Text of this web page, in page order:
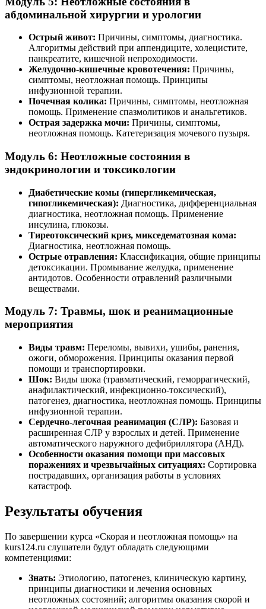
абдоминальной хирургии и урологии
Острый живот: Причины, симптомы, диагностика.
Алгоритмы действий при аппендиците, холецистите,
панкреатите, кишечной непроходимости.
Желудочно-кишечные кровотечения: Причины,
симптомы, неотложная помощь. Принципы
инфузионной терапии.
Почечная колика: Причины, симптомы, неотложная
помощь. Применение спазмолитиков и анальгетиков.
Острая задержка мочи: Причины, симптомы,
неотложная помощь. Катетеризация мочевого пузыря.
Модуль 6: Неотложные состояния в
эндокринологии и токсикологии
Диабетические комы (гипергликемическая,
гипогликемическая): Диагностика, дифференциальная
диагностика, неотложная помощь. Применение
инсулина, глюкозы.
Тиреотоксический криз, микседематозная кома:
Диагностика, неотложная помощь.
Острые отравления: Классификация, общие принципы
детоксикации. Промывание желудка, применение
антидотов. Особенности отравлений различными
веществами.
Модуль 7: Травмы, шок и реанимационные
мероприятия
Виды травм: Переломы, вывихи, ушибы, ранения,
ожоги, обморожения. Принципы оказания первой
помощи и транспортировки.
Шок: Виды шока (травматический, геморрагический,
анафилактический, инфекционно-токсический),
патогенез, диагностика, неотложная помощь. Принципы
инфузионной терапии.
Сердечно-легочная реанимация (СЛР): Базовая и
расширенная СЛР у взрослых и детей. Применение
автоматического наружного дефибриллятора (АНД).
Особенности оказания помощи при массовых
поражениях и чрезвычайных ситуациях: Сортировка
пострадавших, организация работы в условиях
катастроф.
Результаты обучения
По завершении курса «Скорая и неотложная помощь» на
kurs124.ru слушатели будут обладать следующими
компетенциями:
Знать: Этиологию, патогенез, клиническую картину,
принципы диагностики и лечения основных
неотложных состояний; алгоритмы оказания скорой и